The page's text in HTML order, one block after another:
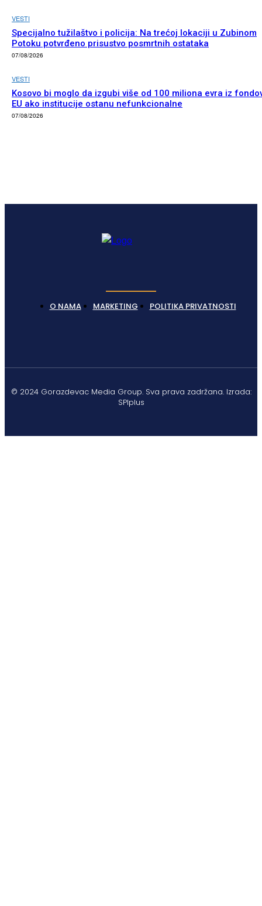
VESTI
Specijalno tužilaštvo i policija: Na trećoj lokaciji u Zubinom
Potoku potvrđeno prisustvo posmrtnih ostataka
07/08/2026
VESTI
Kosovo bi moglo da izgubi više od 100 miliona evra iz
EU ako institucije ostanu nefunkcionalne
07/08/2026
O NAMA MARKETING POLITIKA PRIVATNOSTI
© 2024 Gorazdevac Media Group. Sva prava zadržana. Izrada:
SPIplus